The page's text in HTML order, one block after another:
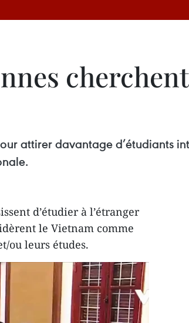
attirer davantage d’étudiants
d’étudier à l’étranger
le Vietnam comme
ou leurs études.